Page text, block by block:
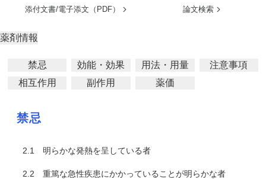
添付文書/電子添文（PDF） 論文検索
薬剤情報
禁忌 効能・効果 用法・用量
注意事項
相互作用
副作用 薬価
禁忌
2.1 明らかな発熱を呈している者
2.2 重篤な急性疾患にかかっていることが明らかな者